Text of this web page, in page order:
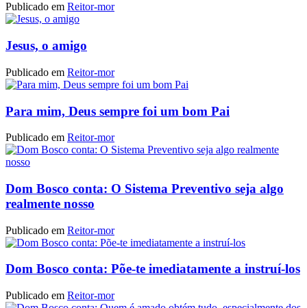
Publicado em Reitor-mor
Jesus, o amigo
Publicado em Reitor-mor
Para mim, Deus sempre foi um bom Pai
Publicado em Reitor-mor
Dom Bosco conta: O Sistema Preventivo seja algo
realmente nosso
Publicado em Reitor-mor
Dom Bosco conta: Põe-te imediatamente a instruí-los
Publicado em Reitor-mor